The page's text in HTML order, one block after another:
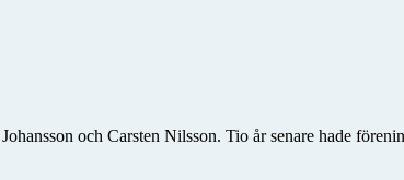
och Carsten Nilsson. Tio år senare hade